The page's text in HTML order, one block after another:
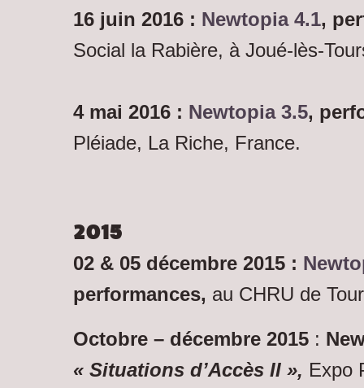
16 juin 2016 : Newtopia 4.1,
Social la Rabière, à Joué-lès-
4 mai 2016 : Newtopia 3.5,
Pléiade, La Riche, France.
2015
02 & 05 décembre 2015 :
performances, au CHRU de
Octobre – décembre 2015 :
« Situations d’Accès II », Expo